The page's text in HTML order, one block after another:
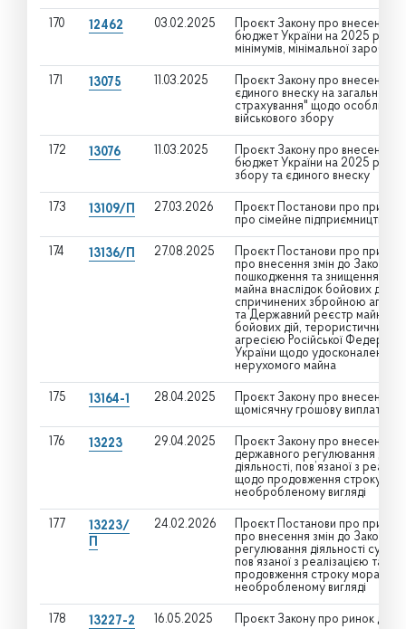
170 12462 03.02.2025
Проєкт Закону про внесення
бюджет України на 2025 рік"
мінімумів, мінімальної
171 13075 11.03.2025
Проєкт Закону про внесення
єдиного внеску на
страхування" щодо
військового збору
172 13076 11.03.2025
Проєкт Закону про внесення
бюджет України на 2025 рік"
збору та єдиного внеску
173 13109/П 27.03.2026
Проєкт Постанови про
про сімейне підприємництво
174 13136/П 27.08.2025
Проєкт Постанови про
про внесення змін до Закону
пошкодження та знищення
майна внаслідок бойових дій,
спричинених збройною
та Державний реєстр майна,
бойових дій, терористичних
агресією Російської
України щодо удосконалення
нерухомого майна
175 13164-1 28.04.2025
Проєкт Закону про внесення
щомісячну грошову виплату
176 13223 29.04.2025
Проєкт Закону про внесення
державного регулювання
діяльності, пов’язаної з
щодо продовження строку
необробленому вигляді
177
13223/
П
24.02.2026
Проєкт Постанови про
про внесення змін до Закону
регулювання діяльності
пов’язаної з реалізацією та
продовження строку
необробленому вигляді
178 13227-2 16.05.2025 Проєкт Закону про ринок